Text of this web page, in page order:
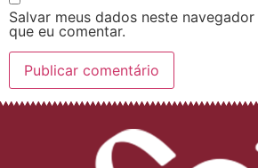
Salvar meus dados neste
que eu comentar.